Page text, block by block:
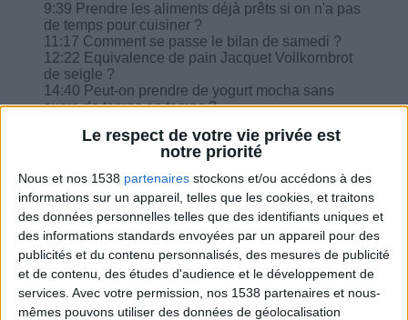
Le respect de votre vie privée est
notre priorité
Nous et nos 1538 partenaires stockons et/ou accédons à des
informations sur un appareil, telles que les cookies, et traitons
des données personnelles telles que des identifiants uniques et
des informations standards envoyées par un appareil pour des
publicités et du contenu personnalisés, des mesures de publicité
et de contenu, des études d'audience et le développement de
services. Avec votre permission, nos 1538 partenaires et nous-
mêmes pouvons utiliser des données de géolocalisation
9:39 Prendre les aliments déjà prêts si on n'a pas
de temps pour cuisiner ?
11:17 Comment se passe le bilan de samedi ?
12:22 Equivalence de pain Jacquet Vollkornbrot
de seigle ?
14:40 Peut-on prendre de yogurt mocha sans
sucre de temps en temps ?
de fromage à la place de beurre et de viande ?
Combien de kilos souhaitez-vous perdre ?
Moins de
5 kilos
De 5 à 10
kilos
Plus de
10 kilos